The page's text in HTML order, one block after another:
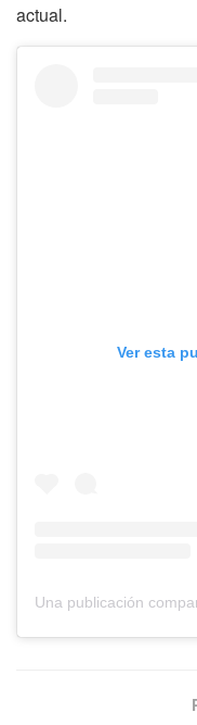
actual.
Ver esta